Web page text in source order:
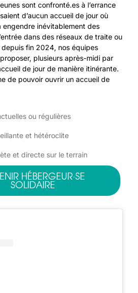
sont confronté.es à l’errance
d’aucun accueil de jour où
engendre inévitablement des
dans des réseaux de traite ou
fin 2024, nos équipes
plusieurs après-midi par
de jour de manière itinérante.
de pouvoir ouvrir un accueil de
ou régulières
et hétéroclite
et directe sur le terrain
HÉBERGEUR·SE
SOLIDAIRE